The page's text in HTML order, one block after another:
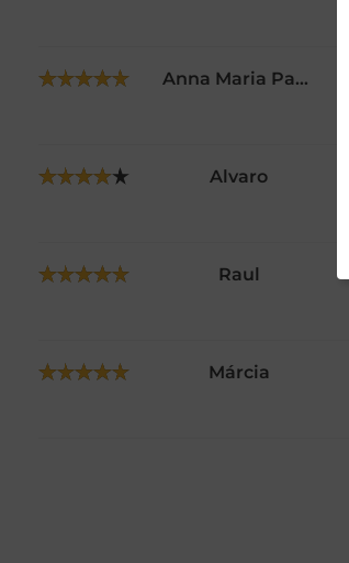
Anna Maria Pavesi
Alvaro
Raul
Márcia